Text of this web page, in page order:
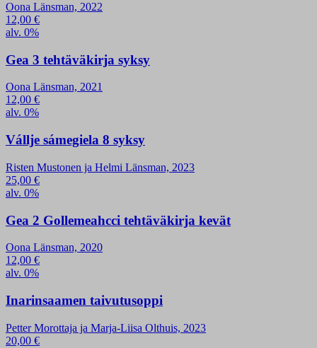
Oona Länsman, 2022
12,00 €
alv. 0%
Gea 3 tehtäväkirja syksy
Oona Länsman, 2021
12,00 €
alv. 0%
Vállje sámegiela 8 syksy
Risten Mustonen ja Helmi Länsman, 2023
25,00 €
alv. 0%
Gea 2 Gollemeahcci tehtäväkirja kevät
Oona Länsman, 2020
12,00 €
alv. 0%
Inarinsaamen taivutusoppi
Petter Morottaja ja Marja-Liisa Olthuis, 2023
20,00 €